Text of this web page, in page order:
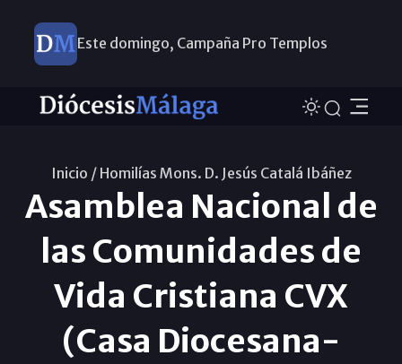
Este domingo, Campaña Pro Templos
Inicio / Homilías Mons. D. Jesús Catalá Ibáñez
Asamblea Nacional de
las Comunidades de
Vida Cristiana CVX
(Casa Diocesana-